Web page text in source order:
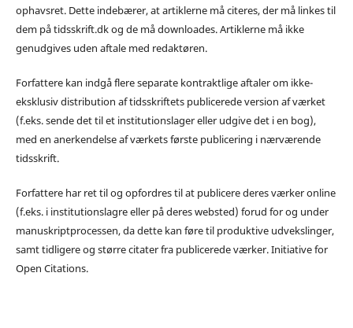
ophavsret. Dette indebærer, at artiklerne må citeres, der må linkes til
dem på tidsskrift.dk og de må downloades. Artiklerne må ikke
genudgives uden aftale med redaktøren.
Forfattere kan indgå flere separate kontraktlige aftaler om ikke-
eksklusiv distribution af tidsskriftets publicerede version af værket
(f.eks. sende det til et institutionslager eller udgive det i en bog),
med en anerkendelse af værkets første publicering i nærværende
tidsskrift.
Forfattere har ret til og opfordres til at publicere deres værker online
(f.eks. i institutionslagre eller på deres websted) forud for og under
manuskriptprocessen, da dette kan føre til produktive udvekslinger,
samt tidligere og større citater fra publicerede værker. Initiative for
Open Citations.